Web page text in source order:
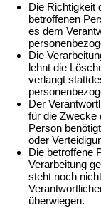
Die Richtigkeit
betroffenen
es dem
Die
lehnt die
verlangt
Der
für die Zwecke
Person
oder
Die betroffene
Verarbeitung
steht noch
überwiegen.